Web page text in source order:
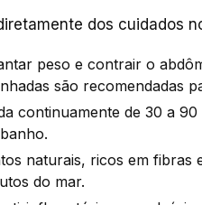
dos cuidados
peso e contrair o
são recomendadas
continuamente de 30 a
naturais, ricos em fibras
do mar.